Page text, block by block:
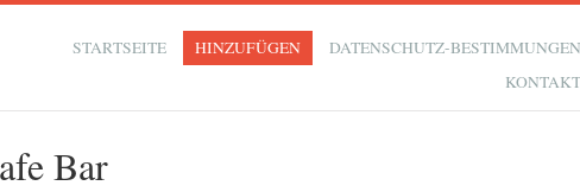
STARTSEITE HINZUFÜGEN
DATENSCHUTZ-
Bar